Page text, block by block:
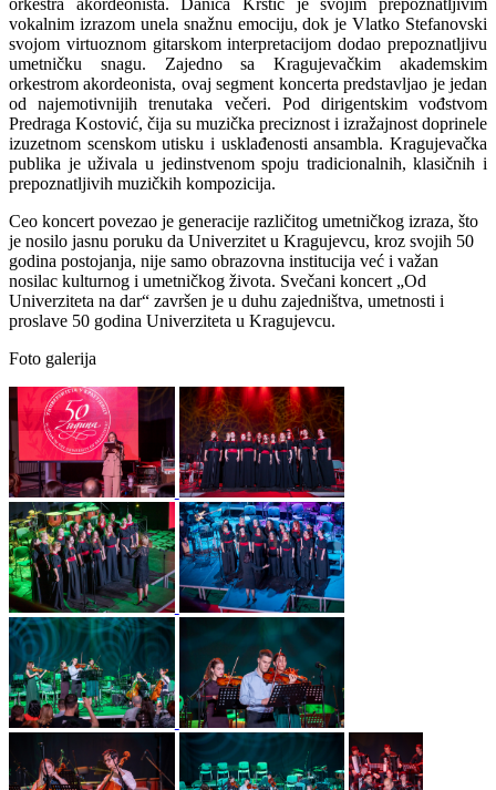
orkestra akordeonista. Danica Krstić je svojim prepoznatljivim
vokalnim izrazom unela snažnu emociju, dok je Vlatko Stefanovski
svojom virtuoznom gitarskom interpretacijom dodao prepoznatljivu
umetničku snagu. Zajedno sa Kragujevačkim akademskim
orkestrom akordeonista, ovaj segment koncerta predstavljao je jedan
od najemotivnijih trenutaka večeri. Pod dirigentskim vođstvom
Predraga Kostović, čija su muzička preciznost i izražajnost doprinele
izuzetnom scenskom utisku i usklađenosti ansambla. Kragujevačka
publika je uživala u jedinstvenom spoju tradicionalnih, klasičnih i
prepoznatljivih muzičkih kompozicija.
Ceo koncert povezao je generacije različitog umetničkog izraza, što
je nosilo jasnu poruku da Univerzitet u Kragujevcu, kroz svojih 50
godina postojanja, nije samo obrazovna institucija već i važan
nosilac kulturnog i umetničkog života. Svečani koncert „Od
Univerziteta na dar“ završen je u duhu zajedništva, umetnosti i
proslave 50 godina Univerziteta u Kragujevcu.
Foto galerija